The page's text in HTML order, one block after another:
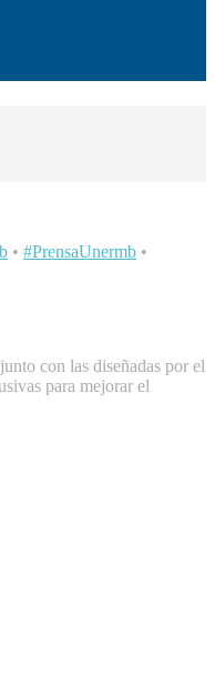
• #PrensaUnermb •
con las diseñadas por el
para mejorar el